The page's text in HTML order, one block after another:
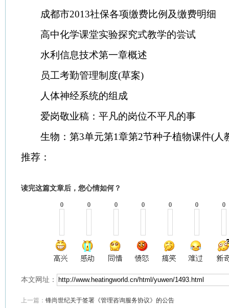
成都市2013社保各项缴费比例及缴费明细
高中化学课堂实验探究式教学的尝试
水利信息技术第一章概述
员工考勤管理制度(草案)
人体神经系统的组成
爱岗敬业稿：平凡的岗位不平凡的事
生物：第3单元第1章第2节种子植物课件(人
推荐：
读完这篇文章后，您心情如何？
0 0 0 0 0 0 0
本文网址：
上一篇： 锋尚世纪关于签署《管理咨询服务协议》的公告